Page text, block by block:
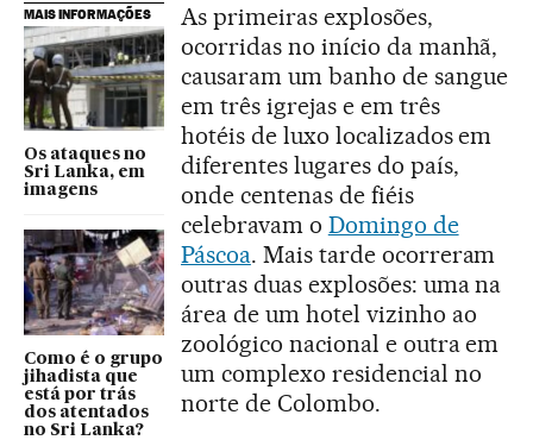
MAIS INFORMAÇÕES
Os ataques no
Sri Lanka, em
imagens
Como é o grupo
jihadista que
está por trás
dos atentados
no Sri Lanka?
As primeiras explosões,
ocorridas no início da manhã,
causaram um banho de sangue
em três igrejas e em três
hotéis de luxo localizados em
diferentes lugares do país,
onde centenas de fiéis
celebravam o Domingo de
Páscoa. Mais tarde ocorreram
outras duas explosões: uma na
área de um hotel vizinho ao
zoológico nacional e outra em
um complexo residencial no
norte de Colombo.